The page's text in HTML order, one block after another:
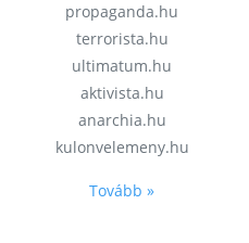
propaganda.hu
terrorista.hu
ultimatum.hu
aktivista.hu
anarchia.hu
kulonvelemeny.hu
Tovább »